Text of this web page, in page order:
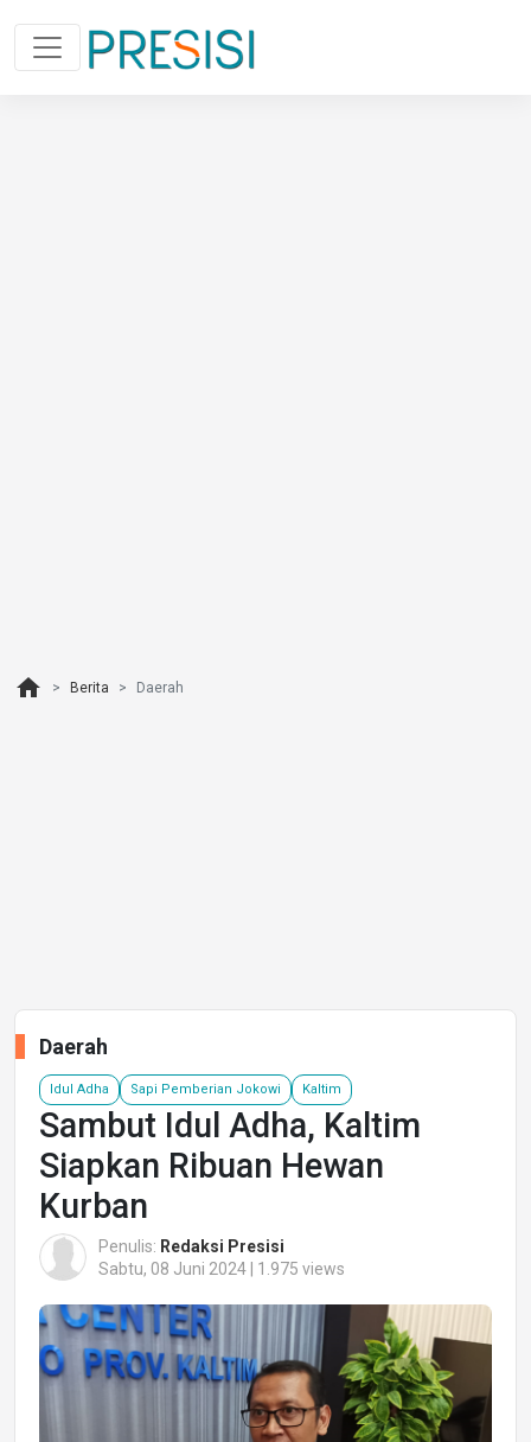
home Berita Daerah
Daerah
Idul Adha Sapi Pemberian Jokowi Kaltim
Sambut Idul Adha, Kaltim
Siapkan Ribuan Hewan
Kurban
Penulis: Redaksi Presisi
Sabtu, 08 Juni 2024 | 1.975 views